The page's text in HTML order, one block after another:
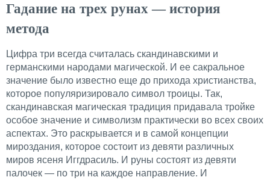
Гадание на трех рунах — история
метода
Цифра три всегда считалась скандинавскими и
германскими народами магической. И ее сакральное
значение было известно еще до прихода христианства,
которое популяризировало символ троицы. Так,
скандинавская магическая традиция придавала тройке
особое значение и символизм практически во всех своих
аспектах. Это раскрывается и в самой концепции
мироздания, которое состоит из девяти различных
миров ясеня Иггдрасиль. И руны состоят из девяти
палочек — по три на каждое направление. И